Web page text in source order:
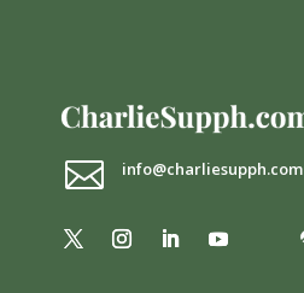
 info@charliesupph.com